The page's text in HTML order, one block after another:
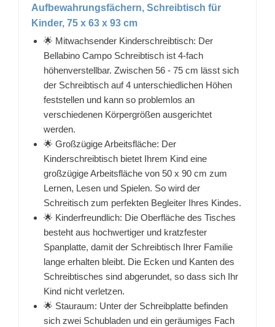
Aufbewahrungsfächern, Schreibtisch für
Kinder, 75 x 63 x 93 cm
🌟 Mitwachsender Kinderschreibtisch: Der
Bellabino Campo Schreibtisch ist 4-fach
höhenverstellbar. Zwischen 56 - 75 cm lässt sich
der Schreibtisch auf 4 unterschiedlichen Höhen
feststellen und kann so problemlos an
verschiedenen Körpergrößen ausgerichtet
werden.
🌟 Großzügige Arbeitsfläche: Der
Kinderschreibtisch bietet Ihrem Kind eine
großzügige Arbeitsfläche von 50 x 90 cm zum
Lernen, Lesen und Spielen. So wird der
Schreitisch zum perfekten Begleiter Ihres Kindes.
🌟 Kinderfreundlich: Die Oberfläche des Tisches
besteht aus hochwertiger und kratzfester
Spanplatte, damit der Schreibtisch Ihrer Familie
lange erhalten bleibt. Die Ecken und Kanten des
Schreibtisches sind abgerundet, so dass sich Ihr
Kind nicht verletzen.
🌟 Stauraum: Unter der Schreibplatte befinden
sich zwei Schubladen und ein geräumiges Fach